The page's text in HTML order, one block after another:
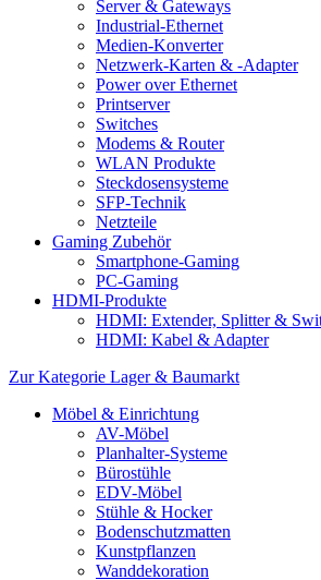
Server & Gateways
Industrial-Ethernet
Medien-Konverter
Netzwerk-Karten & -Adapter
Power over Ethernet
Printserver
Switches
Modems & Router
WLAN Produkte
Steckdosensysteme
SFP-Technik
Netzteile
Gaming Zubehör
Smartphone-Gaming
PC-Gaming
HDMI-Produkte
HDMI: Extender, Splitter &
HDMI: Kabel & Adapter
Zur Kategorie Lager & Baumarkt
Möbel & Einrichtung
AV-Möbel
Planhalter-Systeme
Bürostühle
EDV-Möbel
Stühle & Hocker
Bodenschutzmatten
Kunstpflanzen
Wanddekoration